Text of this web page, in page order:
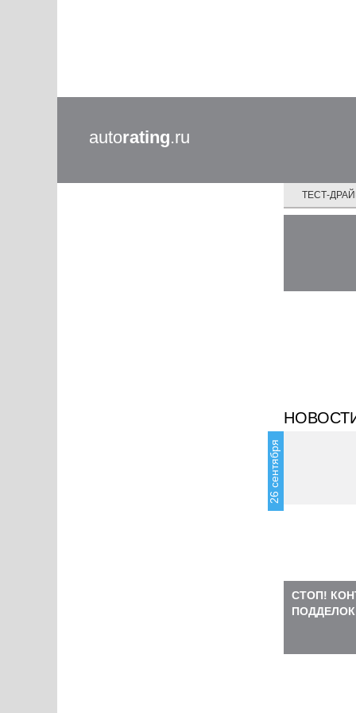
autorating.ru
ТЕСТ-
26 сентября
СТОП!